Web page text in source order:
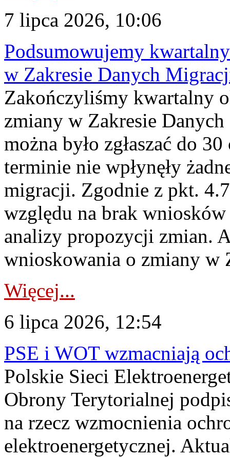
7 lipca 2026, 10:06
Podsumowujemy
w Zakresie Danych
Zakończyliśmy kwartalny
zmiany w Zakresie
można było zgłaszać do
terminie nie wpłynęły
migracji. Zgodnie z pkt.
względu na brak
analizy propozycji zmian.
wnioskowania o zmiany w
Więcej...
6 lipca 2026, 12:54
PSE i WOT wzmacniają
Polskie Sieci
Obrony Terytorialnej
na rzecz wzmocnienia
elektroenergetycznej.